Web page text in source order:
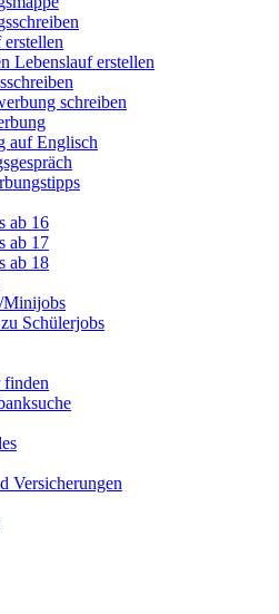
Lebenslauf erstellen
schreiben
auf Englisch
ab 16
ab 17
ab 18
Minijobs
Schülerjobs
finden
Versicherungen